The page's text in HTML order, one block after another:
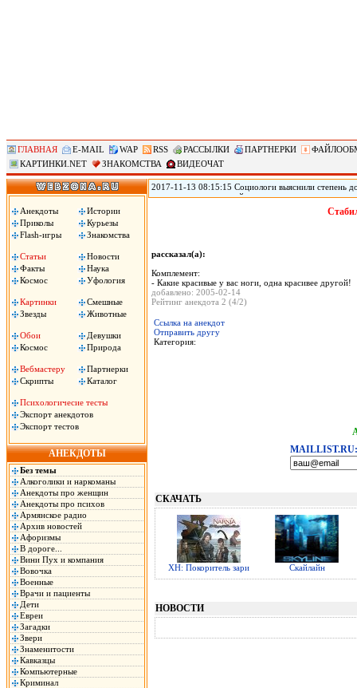
ГЛАВНАЯ E-MAIL WAP RSS РАССЫЛКИ ПАРТНЕРКИ
КАРТИНКИ.NET
ЗНАКОМСТВА ВИДЕОЧАТ
Анекдоты
Истории
Приколы
Курьезы
Flash-игры
Знакомства
Статьи
Новости
Факты
Наука
Космос
Уфология
Картинки
Смешные
Звезды
Животные
Обои
Девушки
Космос
Природа
Вебмастеру
Партнерки
Скрипты
Каталог
Психологичесие тесты
Экспорт анекдотов
Экспорт тестов
АНЕКДОТЫ
Без темы
Алкоголики и наркоманы
Анекдоты про женщин
Анекдоты про психов
Армянское радио
Архив новостей
Афоризмы
В дороге...
Вини Пух и компания
Вовочка
Военные
Врачи и пациенты
Дети
Евреи
Загадки
Звери
Знаменитости
Кавказцы
Компьютерные
Криминал
2017-11-13 08:15:15 Социологи выяснили степень
журналистам и полицейским, следует из
(ВЦИОМ). Согласно данным исследования ВЦИОМ,
полицейские – 3,12 баллов. При этом 40% заявили,
рассказал(а):
Комплемент:
- Какие красивые у вас ноги, одна красивее другой!
добавлено: 2005-02-14
Рейтинг анекдота 2 (4/2)
Ссылка на анекдот
Отправить другу
Категория:
MAILLIST.RU:
СКАЧАТЬ
ХН: Покоритель зари Скайлайн
НОВОСТИ